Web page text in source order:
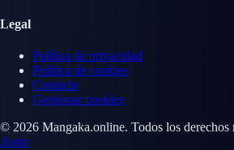
Legal
Política de privacidad
Política de cookies
Contacto
Gestionar cookies
© 2026 Mangaka.online. Todos los derechos
Astro